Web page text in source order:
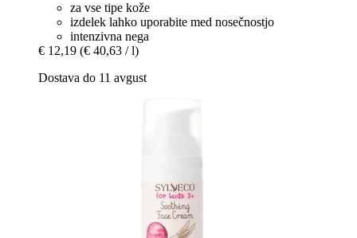
za vse tipe kože
izdelek lahko uporabite med nosečnostjo
intenzivna nega
€ 12,19 (€ 40,63 / l)
Dostava do 11 avgust